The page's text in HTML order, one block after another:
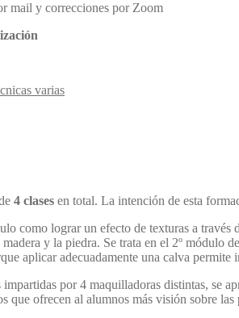
mail y correcciones por Zoom
varias
4 clases en total. La intención de esta
como lograr un efecto de texturas a
y la piedra. Se trata en el 2º módulo
aplicar adecuadamente una calva
impartidas por 4 maquilladoras distintas, se
que ofrecen al alumnos más visión sobre